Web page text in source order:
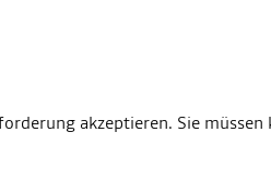
akzeptieren. Sie müssen